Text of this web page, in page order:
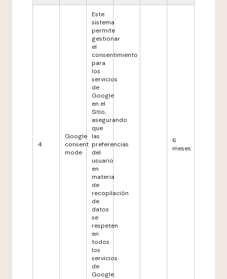
4
Google
consent
mode
Este
sistema
permite
gestionar
el
consentimiento
para
los
servicios
de
Google
en el
Sitio,
asegurando
que
las
preferencias
del
usuario
en
materia
de
recopilación
de
datos
se
respeten
en
todos
los
servicios
de
Google.
6
meses